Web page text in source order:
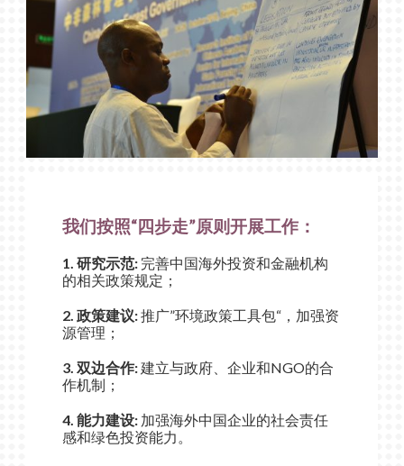
我们按照“四步走”原则开展工作：
1. 研究示范: 完善中国海外投资和金融机构
的相关政策规定；
2. 政策建议:推广”环境政策工具包“，加强资
源管理；
3. 双边合作:建立与政府、企业和NGO的合
作机制；
4. 能力建设: 加强海外中国企业的社会责任
感和绿色投资能力。